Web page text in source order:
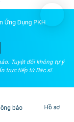
Ứng Dụng PKH
Tuyệt đối không tự ý
trực tiếp từ Bác sĩ.
báo Hồ sơ